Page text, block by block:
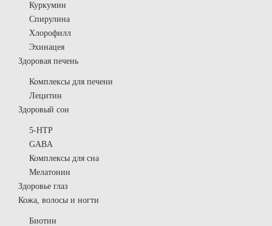
Куркумин
Спирулина
Хлорофилл
Эхинацея
Здоровая печень
Комплексы для печени
Лецитин
Здоровый сон
5-HTP
GABA
Комплексы для сна
Мелатонин
Здоровье глаз
Кожа, волосы и ногти
Биотин